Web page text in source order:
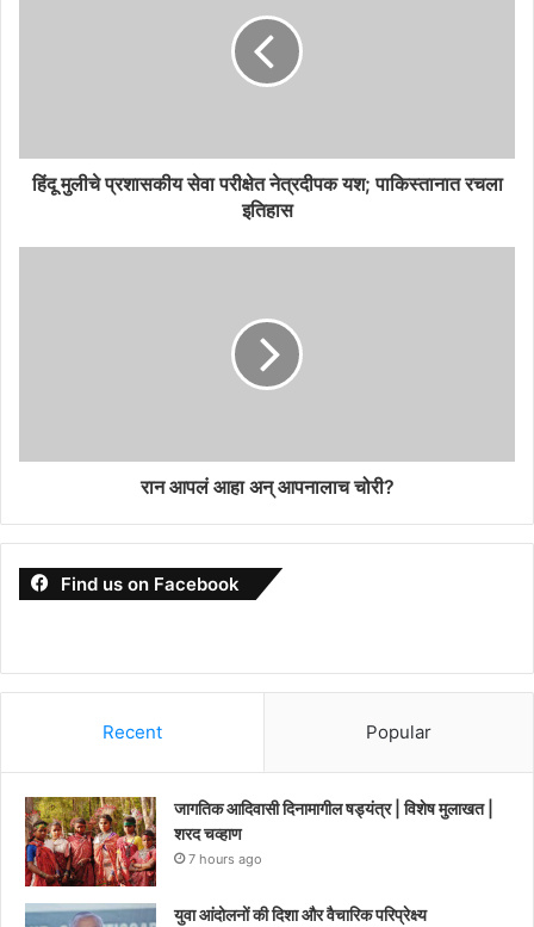
हिंदू मुलीचे प्रशासकीय सेवा परीक्षेत नेत्रदीपक यश; पाकिस्तानात रचला
इतिहास
रान आपलं आहा अन् आपनालाच चोरी?
Find us on Facebook
Recent Popular
जागतिक आदिवासी दिनामागील षड्यंत्र | विशेष मुलाखत |
शरद चव्हाण
7 hours ago
युवा आंदोलनों की दिशा और वैचारिक परिप्रेक्ष्य